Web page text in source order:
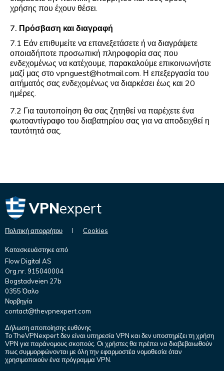
χρήσης που έχουν θέσει.
7. Πρόσβαση και διαγραφή
7.1 Εάν επιθυμείτε να επανεξετάσετε ή να διαγράψετε
οποιαδήποτε προσωπική πληροφορία σας που
ενδεχομένως να κατέχουμε, παρακαλούμε επικοινωνήστε
μαζί μας στο vpnguest@hotmail.com. Η επεξεργασία του
αιτήματός σας ενδεχομένως να διαρκέσει έως και 20
ημέρες.
7.2 Για ταυτοποίηση θα σας ζητηθεί να παρέχετε ένα
φωτοαντίγραφο του διαβατηρίου σας για να αποδειχθεί η
ταυτότητά σας.
VPNexpert
Πολιτική απορρήτου Cookies
Κατασκευάστηκε από
Flow Digital AS
Org.nr. 915040004
Bogstadveien 27b
0355 Όσλο
Νορβηγία
contact@thevpnexpert.com
Δήλωση αποποίησης ευθύνης
Το TheVPNexpert δεν είναι υπηρεσία VPN και δεν υποστηρίζει τη χρήση
VPN για παράνομους σκοπούς. Οι χρήστες θα πρέπει να διαβεβαιωθούν
πως συμμορφώνονται με όλη την εφαρμοστέα νομοθεσία όταν
χρησιμοποιούν ένα πρόγραμμα VPN.